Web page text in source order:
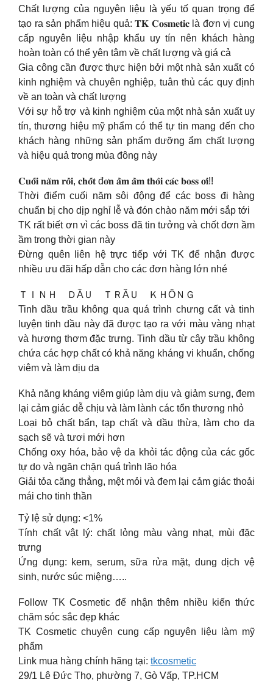
Chất lượng của nguyên liệu là yếu tố quan trọng để
tạo ra sản phẩm hiệu quả: 𝐓𝐊 𝐂𝐨𝐬𝐦𝐞𝐭𝐢𝐜 là đơn vị cung
cấp nguyên liệu nhập khẩu uy tín nên khách hàng
hoàn toàn có thể yên tâm về chất lượng và giá cả
Gia công cần được thực hiện bởi một nhà sản xuất có
kinh nghiệm và chuyên nghiệp, tuân thủ các quy định
về an toàn và chất lượng
Với sự hỗ trợ và kinh nghiệm của một nhà sản xuất uy
tín, thương hiệu mỹ phẩm có thể tự tin mang đến cho
khách hàng những sản phẩm dưỡng ẩm chất lượng
và hiệu quả trong mùa đông này
𝐂𝐮𝐨̂́𝐢 𝐧𝐚̆𝐦 𝐫𝐨̂̀𝐢, 𝐜𝐡𝐨̂́𝐭 đ𝐨̛𝐧 𝐚̂̀𝐦 𝐚̂̀𝐦 𝐭𝐡𝐨̂𝐢 𝐜𝐚́𝐜 𝐛𝐨𝐬𝐬 𝐨̛𝐢!!
Thời điểm cuối năm sôi động để các boss đi hàng
chuẩn bị cho dịp nghỉ lễ và đón chào năm mới sắp tới
TK rất biết ơn vì các boss đã tin tưởng và chốt đơn ầm
ầm trong thời gian này
Đừng quên liên hệ trực tiếp với TK để nhận được
nhiều ưu đãi hấp dẫn cho các đơn hàng lớn nhé
ＴＩＮＨ ＤẦＵ ＴＲẦＵ ＫＨÔＮＧ
Tinh dầu trầu không qua quá trình chưng cất và tinh
luyện tinh dầu này đã được tạo ra với màu vàng nhạt
và hương thơm đặc trưng. Tinh dầu từ cây trầu không
chứa các hợp chất có khả năng kháng vi khuẩn, chống
viêm và làm dịu da
Khả năng kháng viêm giúp làm dịu và giảm sưng, đem
lại cảm giác dễ chịu và làm lành các tổn thương nhỏ
Loại bỏ chất bẩn, tạp chất và dầu thừa, làm cho da
sạch sẽ và tươi mới hơn
Chống oxy hóa, bảo vệ da khỏi tác động của các gốc
tự do và ngăn chặn quá trình lão hóa
Giải tỏa căng thẳng, mệt mỏi và đem lại cảm giác thoải
mái cho tinh thần
Tỷ lệ sử dụng: <1%
Tính chất vật lý: chất lỏng màu vàng nhạt, mùi đặc
trưng
Ứng dụng: kem, serum, sữa rửa mặt, dung dịch vệ
sinh, nước súc miệng…..
Follow TK Cosmetic để nhận thêm nhiều kiến thức
chăm sóc sắc đẹp khác
TK Cosmetic chuyên cung cấp nguyên liệu làm mỹ
phẩm
Link mua hàng chính hãng tại: tkcosmetic
29/1 Lê Đức Thọ, phường 7, Gò Vấp, TP.HCM